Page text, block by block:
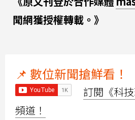
聞網獲授權轉載。》
📌 數位新聞搶鮮看！
訂閱《科
頻道！